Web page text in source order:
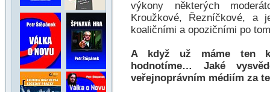
výkony některých
Kroužkové, Řezníčkové, a
koaličními a opozičními po
A když už máme ten
hodnotíme… Jaké
veřejnoprávním médiím za